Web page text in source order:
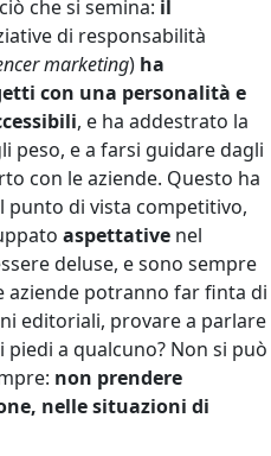
che si semina: il
di responsabilità
marketing) ha
con una personalità e
, e ha addestrato la
peso, e a farsi guidare dagli
con le aziende. Questo ha
punto di vista competitivo,
aspettative nel
deluse, e sono sempre
aziende potranno far finta di
editoriali, provare a parlare
a qualcuno? Non si può
non prendere
nelle situazioni di